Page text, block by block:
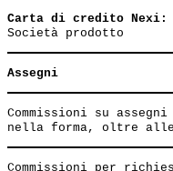
Carta di credito Nexi:
Assegni
Commissioni su